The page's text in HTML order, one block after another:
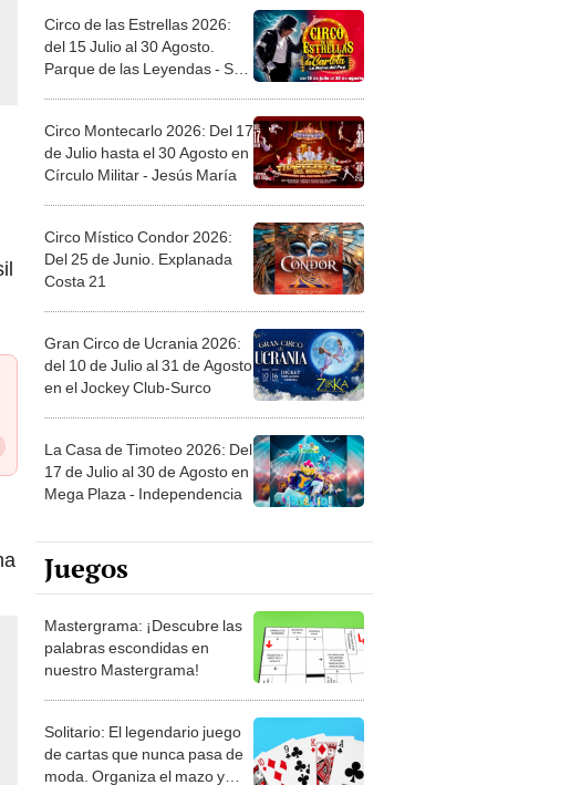
Circo de las Estrellas 2026:
del 15 Julio al 30 Agosto.
Parque de las Leyendas - San
Circo Montecarlo 2026: Del 17
de Julio hasta el 30 Agosto en
Círculo Militar - Jesús María
Circo Místico Condor 2026:
Del 25 de Junio. Explanada
Costa 21
Gran Circo de Ucrania 2026:
del 10 de Julio al 31 de Agosto
en el Jockey Club-Surco
La Casa de Timoteo 2026: Del
17 de Julio al 30 de Agosto en
Mega Plaza - Independencia
Juegos
Mastergrama: ¡Descubre las
palabras escondidas en
nuestro Mastergrama!
Solitario: El legendario juego
de cartas que nunca pasa de
moda. Organiza el mazo y